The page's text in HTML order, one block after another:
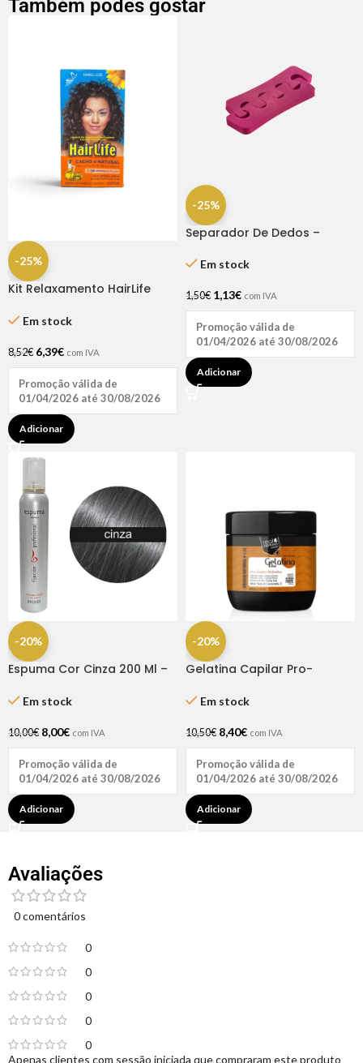
Também podes gostar
-25%
Kit Relaxamento HairLife
Em stock
8,52€ 6,39€ com IVA
Promoção válida de
01/04/2026 até 30/08/2026
Adicionar
-25%
Separador De Dedos –
Em stock
1,50€ 1,13€ com IVA
Promoção válida de
01/04/2026 até 30/08/2026
Adicionar
-20%
Espuma Cor Cinza 200 Ml –
Em stock
10,00€ 8,00€ com IVA
Promoção válida de
01/04/2026 até 30/08/2026
Adicionar
-20%
Gelatina Capilar Pro-
Em stock
10,50€ 8,40€ com IVA
Promoção válida de
01/04/2026 até 30/08/2026
Adicionar
Avaliações
0 comentários
0
0
0
0
0
Apenas clientes com sessão iniciada que compraram este produto